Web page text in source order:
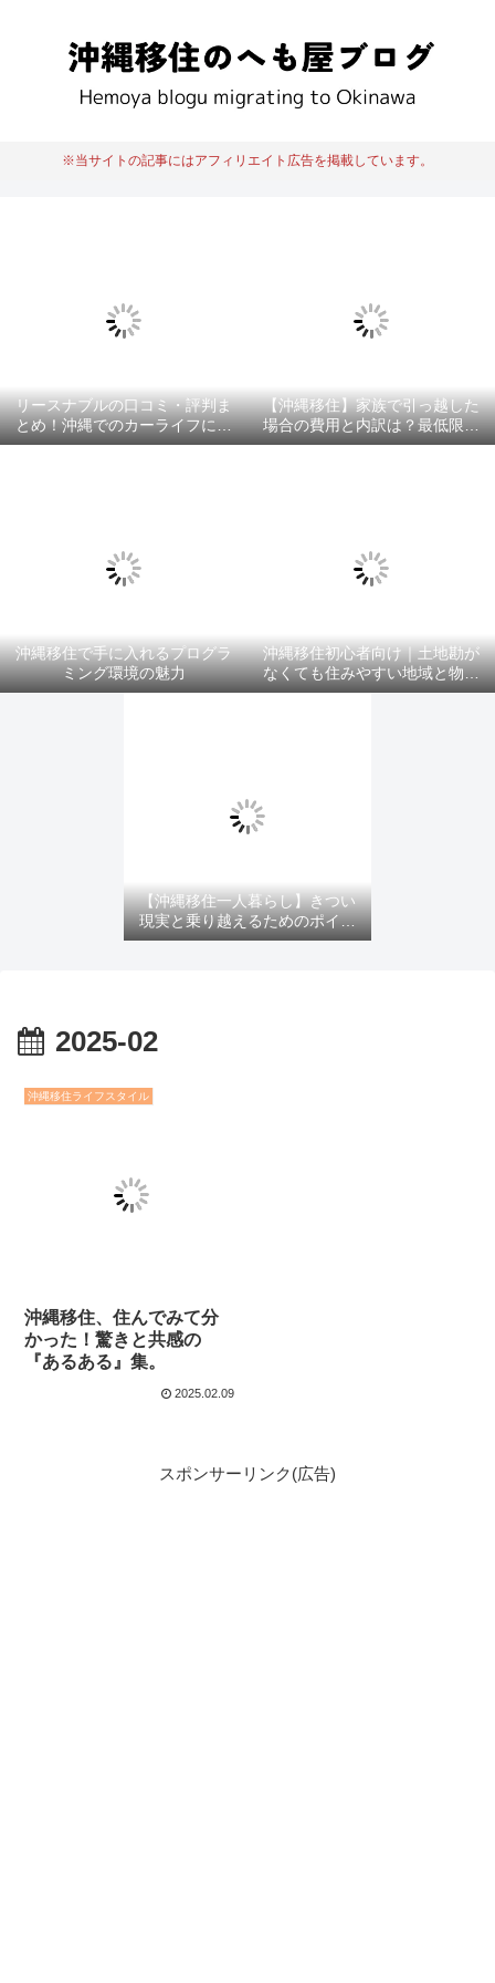
※当サイトの記事にはアフィリエイト広告を掲載しています。
リースナブルの口コミ・評判ま
とめ！沖縄でのカーライフにお
すすめ？
【沖縄移住】家族で引っ越した
場合の費用と内訳は？最低限必
要な項目を徹底解説！！
沖縄移住で手に入れるプログラ
ミング環境の魅力
沖縄移住初心者向け｜土地勘が
なくても住みやすい地域と物件
選びのコツ
【沖縄移住一人暮らし】きつい
現実と乗り越えるためのポイン
ト！を紹介
2025-02
沖縄移住ライフスタイル
沖縄移住、住んでみて分
かった！驚きと共感の
『あるある』集。
2025.02.09
スポンサーリンク(広告)